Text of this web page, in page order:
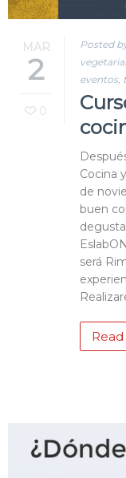
MAR
2
0
Posted
eventos,
Cocina
de
buen
será